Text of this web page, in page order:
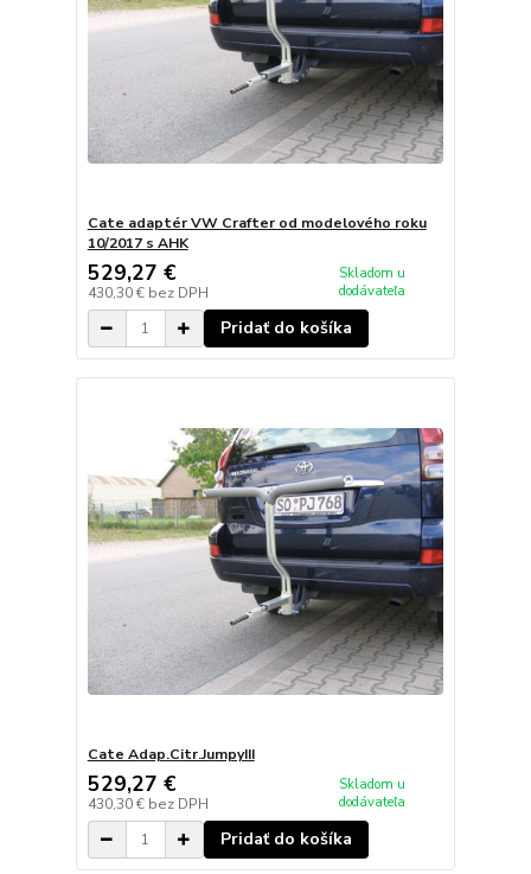
Cate adaptér VW Crafter od modelového roku
10/2017 s AHK
529,27 €
430,30 € bez DPH
Skladom u
dodávateľa
Pridať do košíka
Cate Adap.Citr.JumpyIII
529,27 €
430,30 € bez DPH
Skladom u
dodávateľa
Pridať do košíka